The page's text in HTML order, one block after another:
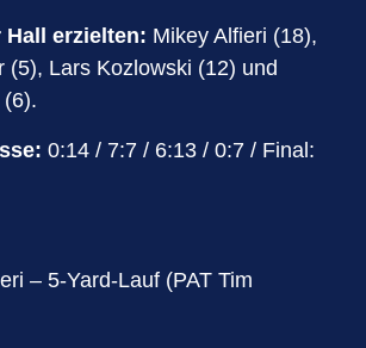
Hall erzielten: Mikey Alfieri (18),
(5), Lars Kozlowski (12) und
0:14 / 7:7 / 6:13 / 0:7 / Final:
– 5-Yard-Lauf (PAT Tim